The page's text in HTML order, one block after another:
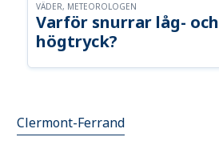
Varför snurrar låg- och
högtryck?
VÄDER, METEOROLOGEN
Clermont-Ferrand